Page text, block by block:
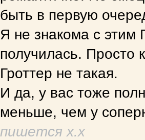
быть в первую
Я не знакома с этим
получилась. Просто
Гроттер не такая.
И да, у вас тоже
меньше, чем у
пишется х.х